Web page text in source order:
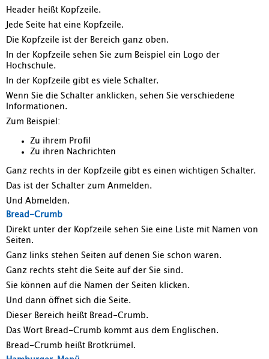
Header heißt Kopfzeile.
Jede Seite hat eine Kopfzeile.
Die Kopfzeile ist der Bereich ganz oben.
In der Kopfzeile sehen Sie zum Beispiel ein Logo der
Hochschule.
In der Kopfzeile gibt es viele Schalter.
Wenn Sie die Schalter anklicken, sehen Sie verschiedene
Informationen.
Zum Beispiel:
Zu ihrem Profil
Zu ihren Nachrichten
Ganz rechts in der Kopfzeile gibt es einen wichtigen Schalter.
Das ist der Schalter zum Anmelden.
Und Abmelden.
Bread-Crumb
Direkt unter der Kopfzeile sehen Sie eine Liste mit Namen von
Seiten.
Ganz links stehen Seiten auf denen Sie schon waren.
Ganz rechts steht die Seite auf der Sie sind.
Sie können auf die Namen der Seiten klicken.
Und dann öffnet sich die Seite.
Dieser Bereich heißt Bread-Crumb.
Das Wort Bread-Crumb kommt aus dem Englischen.
Bread-Crumb heißt Brotkrümel.